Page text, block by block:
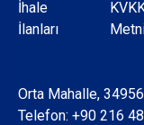
Dipnot
İhale
İlanları
Orta Mahalle,
Telefon: +90 216